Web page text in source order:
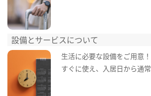
設備とサービスについて
生活に必要な設備をご用意
すぐに使え、入居日から通